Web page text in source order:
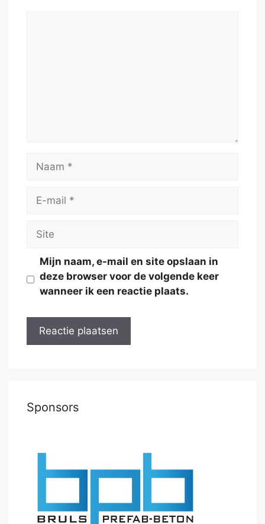
Naam
Site
Mijn naam, e-mail en site opslaan in
deze browser voor de volgende keer
wanneer ik een reactie plaats.
Sponsors